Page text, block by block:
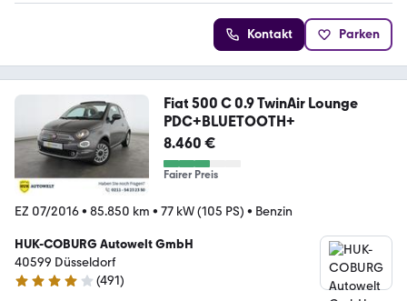
Kontakt Parken
Fiat 500 C 0.9 TwinAir Lounge
PDC+BLUETOOTH+
8.460 €
Fairer Preis
EZ 07/2016• 85.850 km • 77 kW (105 PS) • Benzin
HUK-COBURG Autowelt GmbH
40599 Düsseldorf
4.1 Sterne
(491)